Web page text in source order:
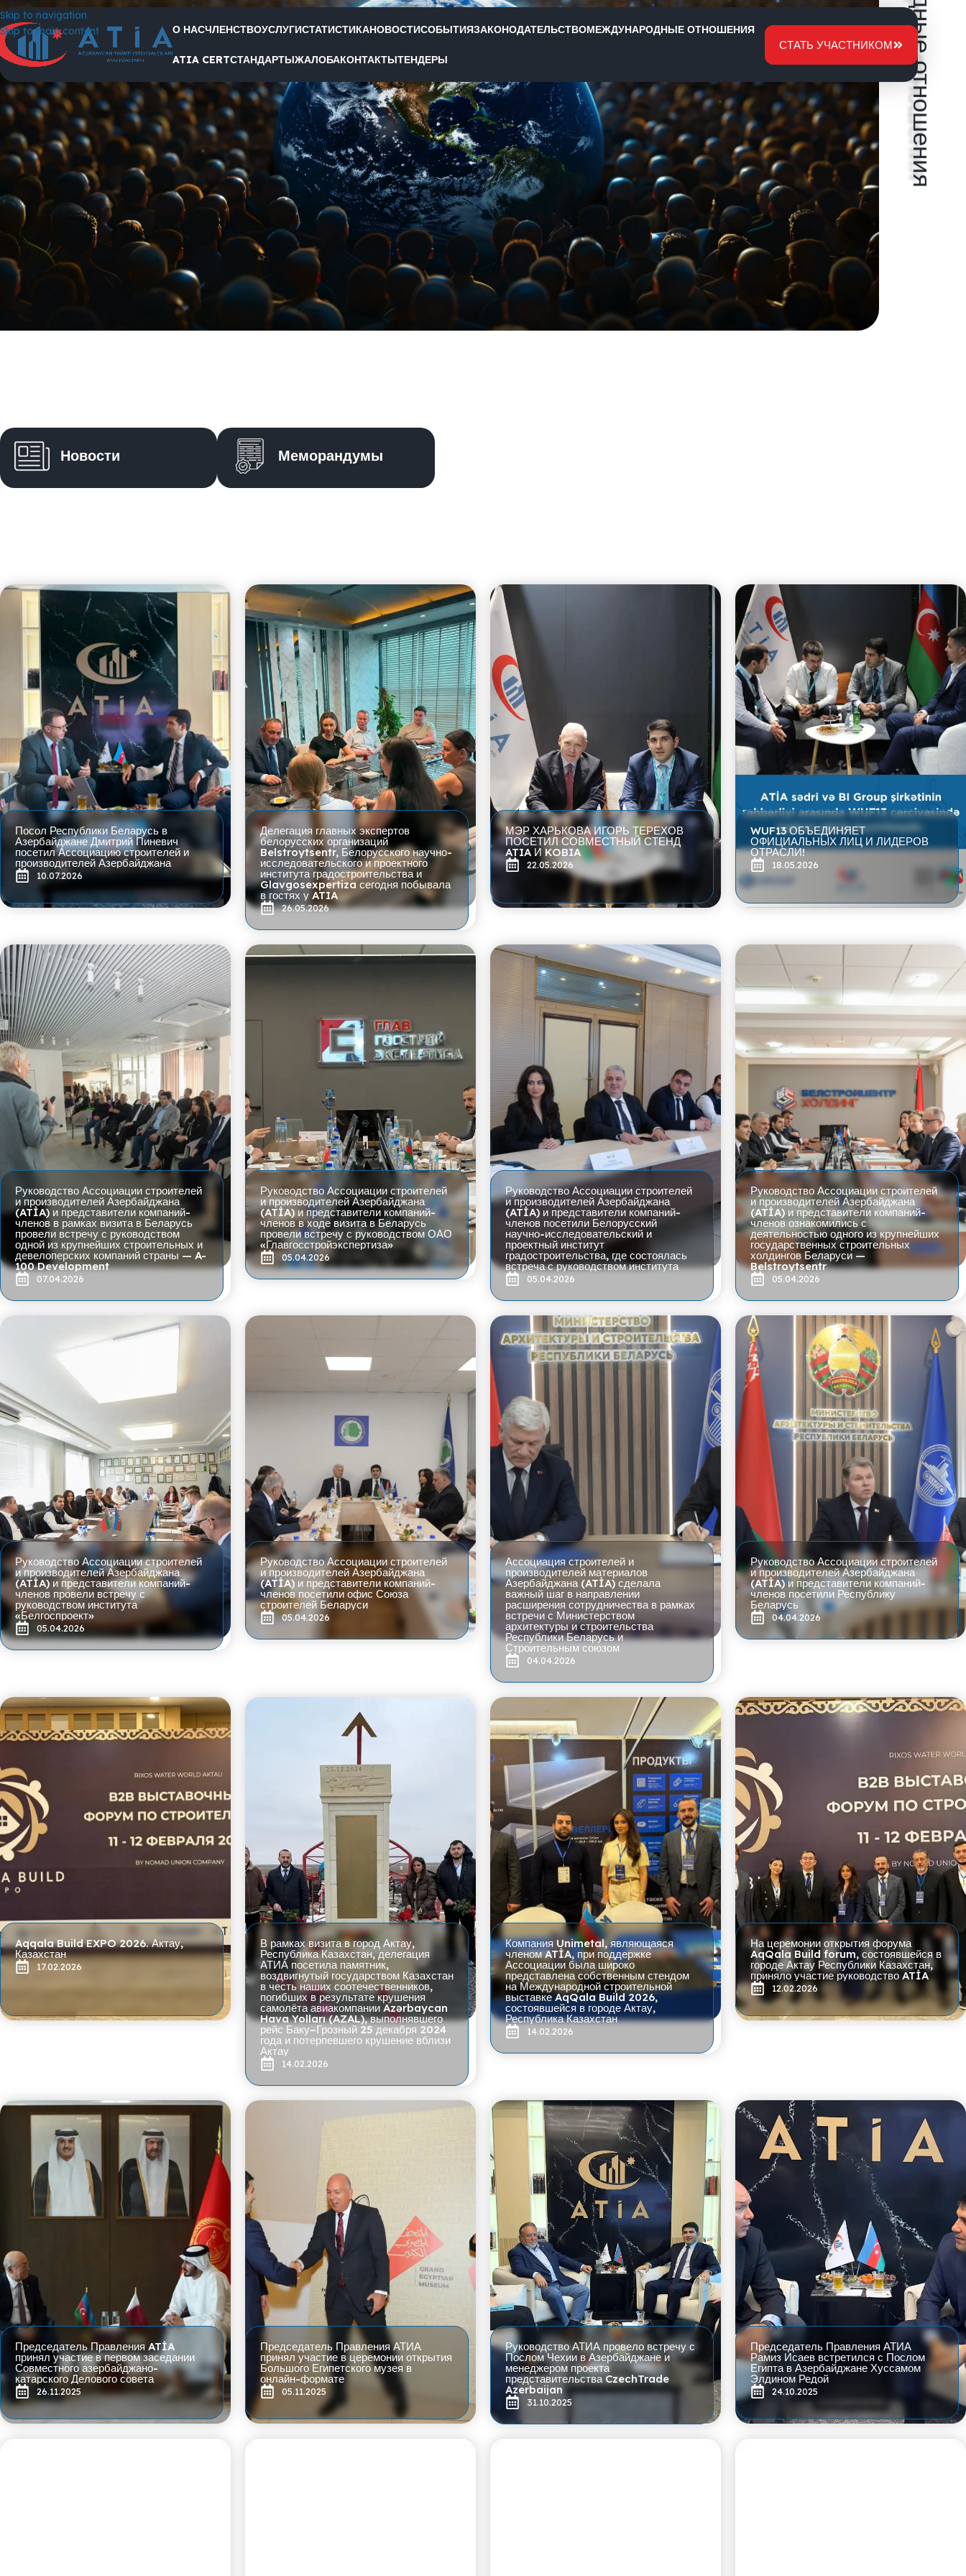
Skip to navigation
Skip to main content
О НАСЧЛЕНСТВОУСЛУГИСТАТИСТИКАНОВОСТИСОБЫТИЯЗАКОНОДАТЕЛЬСТВОМЕЖДУНАРОДНЫЕ ОТНОШЕНИЯ
ATIA CERTСТАНДАРТЫЖАЛОБАКОНТАКТЫТЕНДЕРЫ
СТАТЬ УЧАСТНИКОМ
Новости Меморандумы
Посол Республики Беларусь в
Азербайджане Дмитрий Пиневич
посетил Ассоциацию строителей и
производителей Азербайджана
10.07.2026
Делегация главных экспертов
белорусских организаций
Belstroytsentr, Белорусского научно-
исследовательского и проектного
института градостроительства и
Glavgosexpertiza сегодня побывала
в гостях у ATIA
26.05.2026
МЭР ХАРЬКОВА ИГОРЬ ТЕРЕХОВ
ПОСЕТИЛ СОВМЕСТНЫЙ СТЕНД
ATIA И KOBIA
22.05.2026
WUF13 ОБЪЕДИНЯЕТ
ОФИЦИАЛЬНЫХ ЛИЦ И ЛИДЕРОВ
ОТРАСЛИ!
18.05.2026
Руководство Ассоциации строителей
и производителей Азербайджана
(ATİA) и представители компаний-
членов в рамках визита в Беларусь
провели встречу с руководством
одной из крупнейших строительных и
девелоперских компаний страны — A-
100 Development
07.04.2026
Руководство Ассоциации строителей
и производителей Азербайджана
(ATİA) и представители компаний-
членов в ходе визита в Беларусь
провели встречу с руководством ОАО
«Главгосстройэкспертиза»
05.04.2026
Руководство Ассоциации строителей
и производителей Азербайджана
(ATİA) и представители компаний-
членов посетили Белорусский
научно-исследовательский и
проектный институт
градостроительства, где состоялась
встреча с руководством института
05.04.2026
Руководство Ассоциации строителей
и производителей Азербайджана
(ATİA) и представители компаний-
членов ознакомились с
деятельностью одного из крупнейших
государственных строительных
холдингов Беларуси —
Belstroytsentr
05.04.2026
Руководство Ассоциации строителей
и производителей Азербайджана
(ATİA) и представители компаний-
членов провели встречу с
руководством института
«Белгоспроект»
05.04.2026
Руководство Ассоциации строителей
и производителей Азербайджана
(ATİA) и представители компаний-
членов посетили офис Союза
строителей Беларуси
05.04.2026
Ассоциация строителей и
производителей материалов
Азербайджана (ATİA) сделала
важный шаг в направлении
расширения сотрудничества в рамках
встречи с Министерством
архитектуры и строительства
Республики Беларусь и
Строительным союзом
04.04.2026
Руководство Ассоциации строителей
и производителей Азербайджана
(ATİA) и представители компаний-
членов посетили Республику
Беларусь
04.04.2026
Aqqala Build EXPO 2026. Актау,
Казахстан
17.02.2026
В рамках визита в город Актау,
Республика Казахстан, делегация
АТИА посетила памятник,
воздвигнутый государством Казахстан
в честь наших соотечественников,
погибших в результате крушения
самолёта авиакомпании Azərbaycan
Hava Yolları (AZAL), выполнявшего
рейс Баку–Грозный 25 декабря 2024
года и потерпевшего крушение вблизи
Актау
14.02.2026
Компания Unimetal, являющаяся
членом ATİA, при поддержке
Ассоциации была широко
представлена собственным стендом
на Международной строительной
выставке AqQala Build 2026,
состоявшейся в городе Актау,
Республика Казахстан
14.02.2026
На церемонии открытия форума
AqQala Build forum, состоявшейся в
городе Актау Республики Казахстан,
приняло участие руководство ATİA
12.02.2026
Председатель Правления ATİA
принял участие в первом заседании
Совместного азербайджано-
катарского Делового совета
26.11.2025
Председатель Правления АТИА
принял участие в церемонии открытия
Большого Египетского музея в
онлайн-формате
05.11.2025
Руководство АТИА провело встречу с
Послом Чехии в Азербайджане и
менеджером проекта
представительства CzechTrade
Azerbaijan
31.10.2025
Председатель Правления АТИА
Рамиз Исаев встретился с Послом
Египта в Азербайджане Хуссамом
Элдином Редой
24.10.2025